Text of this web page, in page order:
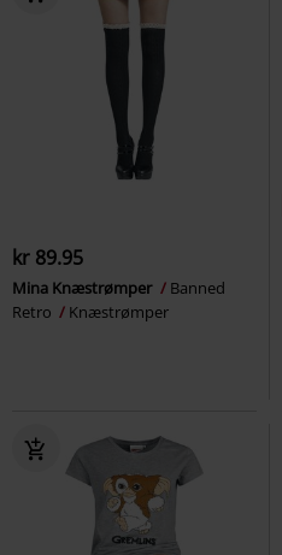
kr 89.95
Mina Knæstrømper
Banned
Retro
Knæstrømper